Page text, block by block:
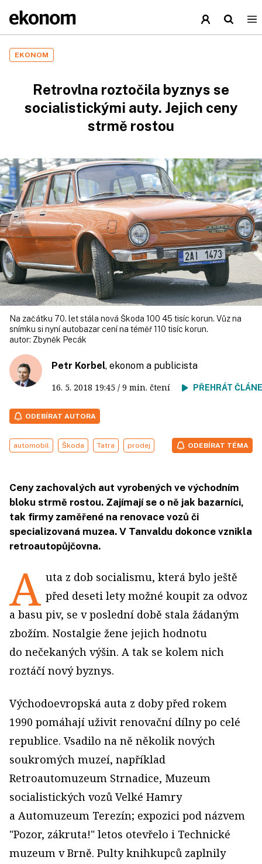
EKONOM
Retrovlna roztočila byznys se
socialistickými auty. Jejich ceny
strmě rostou
Na začátku 70. let stála nová Škoda 100 45 tisíc korun. Vůz na
snímku si nyní autobazar cení na téměř 110 tisíc korun.
autor: Zbyněk Pecák
Petr Korbel, ekonom a publicista
16. 5. 2018 19:45 / 9 min. čtení PŘEHRÁT
ODEBÍRAT AUTORA
automobil Škoda Tatra prodej ODEBÍRAT TÉMA
Ceny zachovalých aut vyrobených ve východním
bloku strmě rostou. Zajímají se o ně jak bazarníci,
tak firmy zaměřené na renovace vozů či
specializovaná muzea. V Tanvaldu dokonce vznikla
retroautopůjčovna.
A uta z dob socia­lismu, která bylo ještě
před deseti lety možné koupit za odvoz
a basu piv, se v poslední době stala žádaným
zbožím. Nostalgie žene jejich hodnotu
do nečekaných výšin. A tak se kolem nich
roztáčí nový byznys.
Východoevropská auta z doby před rokem
1990 pomáhají uživit renovační dílny po celé
republice. Vsadilo na ně několik nových
soukromých muzeí, například
Retroautomuzeum Strnadice, Muzeum
socialistických vozů Velké Hamry
a Automuzeum Terezín; expozici pod názvem
"Pozor, zákruta!" letos otevřelo i Technické
muzeum v Brně. Pulty knihkupců zaplnily